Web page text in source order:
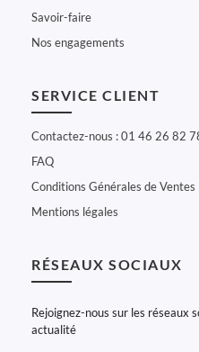
Savoir-faire
Nos engagements
SERVICE CLIENT
Contactez-nous : 01 46 26 82
FAQ
Conditions Générales de Ventes
Mentions légales
RÉSEAUX SOCIAUX
Rejoignez-nous sur les réseaux
actualité